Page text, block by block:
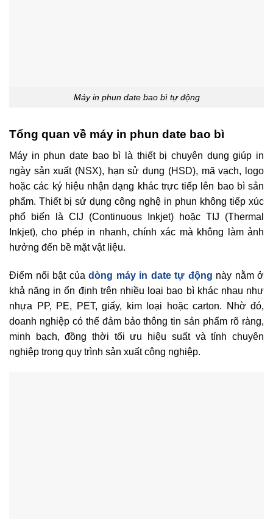
Máy in phun date bao bì tự động
Tổng quan về máy in phun date bao bì
Máy in phun date bao bì là thiết bị chuyên dụng giúp in
ngày sản xuất (NSX), hạn sử dụng (HSD), mã vạch, logo
hoặc các ký hiệu nhận dạng khác trực tiếp lên bao bì sản
phẩm. Thiết bị sử dụng công nghệ in phun không tiếp xúc
phổ biến là CIJ (Continuous Inkjet) hoặc TIJ (Thermal
Inkjet), cho phép in nhanh, chính xác mà không làm ảnh
hưởng đến bề mặt vật liệu.
Điểm nổi bật của dòng máy in date tự động này nằm ở
khả năng in ổn định trên nhiều loại bao bì khác nhau như
nhựa PP, PE, PET, giấy, kim loại hoặc carton. Nhờ đó,
doanh nghiệp có thể đảm bảo thông tin sản phẩm rõ ràng,
minh bạch, đồng thời tối ưu hiệu suất và tính chuyên
nghiệp trong quy trình sản xuất công nghiệp.